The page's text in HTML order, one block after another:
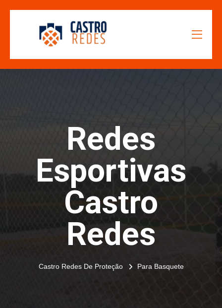
Redes
Esportivas
Castro
Redes
Castro Redes De Proteção Para Basquete